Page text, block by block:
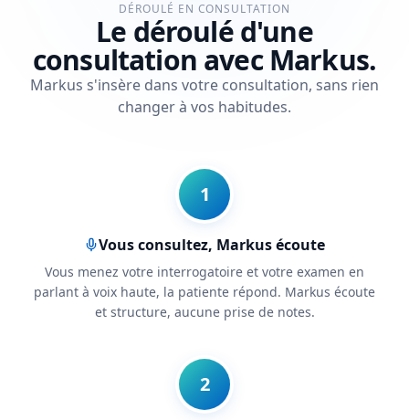
DÉROULÉ EN CONSULTATION
Le déroulé d'une
consultation avec Markus.
Markus s'insère dans votre consultation, sans rien
changer à vos habitudes.
1
Vous consultez, Markus écoute
Vous menez votre interrogatoire et votre examen en
parlant à voix haute, la patiente répond. Markus écoute
et structure, aucune prise de notes.
2